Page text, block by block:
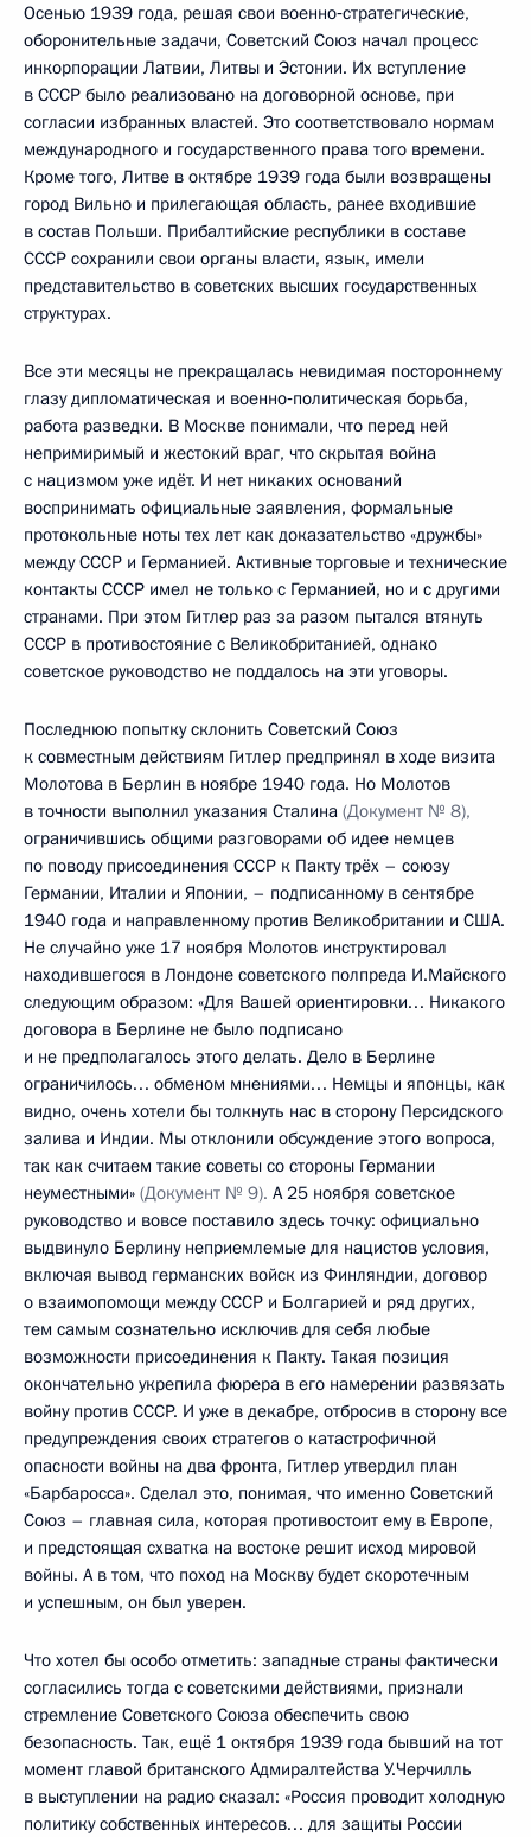
Осенью 1939 года, решая свои военно‑стратегические,
оборонительные задачи, Советский Союз начал процесс
инкорпорации Латвии, Литвы и Эстонии. Их вступление
в СССР было реализовано на договорной основе, при
согласии избранных властей. Это соответствовало нормам
международного и государственного права того времени.
Кроме того, Литве в октябре 1939 года были возвращены
город Вильно и прилегающая область, ранее входившие
в состав Польши. Прибалтийские республики в составе
СССР сохранили свои органы власти, язык, имели
представительство в советских высших государственных
структурах.
Все эти месяцы не прекращалась невидимая постороннему
глазу дипломатическая и военно‑политическая борьба,
работа разведки. В Москве понимали, что перед ней
непримиримый и жестокий враг, что скрытая война
с нацизмом уже идёт. И нет никаких оснований
воспринимать официальные заявления, формальные
протокольные ноты тех лет как доказательство «дружбы»
между СССР и Германией. Активные торговые и технические
контакты СССР имел не только с Германией, но и с другими
странами. При этом Гитлер раз за разом пытался втянуть
СССР в противостояние с Великобританией, однако
советское руководство не поддалось на эти уговоры.
Последнюю попытку склонить Советский Союз
к совместным действиям Гитлер предпринял в ходе визита
Молотова в Берлин в ноябре 1940 года. Но Молотов
в точности выполнил указания Сталина (Документ № 8),
ограничившись общими разговорами об идее немцев
по поводу присоединения СССР к Пакту трёх – союзу
Германии, Италии и Японии, – подписанному в сентябре
1940 года и направленному против Великобритании и США.
Не случайно уже 17 ноября Молотов инструктировал
находившегося в Лондоне советского полпреда И.Майского
следующим образом: «Для Вашей ориентировки… Никакого
договора в Берлине не было подписано
и не предполагалось этого делать. Дело в Берлине
ограничилось… обменом мнениями… Немцы и японцы, как
видно, очень хотели бы толкнуть нас в сторону Персидского
залива и Индии. Мы отклонили обсуждение этого вопроса,
так как считаем такие советы со стороны Германии
неуместными» (Документ № 9). А 25 ноября советское
руководство и вовсе поставило здесь точку: официально
выдвинуло Берлину неприемлемые для нацистов условия,
включая вывод германских войск из Финляндии, договор
о взаимопомощи между СССР и Болгарией и ряд других,
тем самым сознательно исключив для себя любые
возможности присоединения к Пакту. Такая позиция
окончательно укрепила фюрера в его намерении развязать
войну против СССР. И уже в декабре, отбросив в сторону все
предупреждения своих стратегов о катастрофичной
опасности войны на два фронта, Гитлер утвердил план
«Барбаросса». Сделал это, понимая, что именно Советский
Союз – главная сила, которая противостоит ему в Европе,
и предстоящая схватка на востоке решит исход мировой
войны. А в том, что поход на Москву будет скоротечным
и успешным, он был уверен.
Что хотел бы особо отметить: западные страны фактически
согласились тогда с советскими действиями, признали
стремление Советского Союза обеспечить свою
безопасность. Так, ещё 1 октября 1939 года бывший на тот
момент главой британского Адмиралтейства У.Черчилль
в выступлении на радио сказал: «Россия проводит холодную
политику собственных интересов… для защиты России